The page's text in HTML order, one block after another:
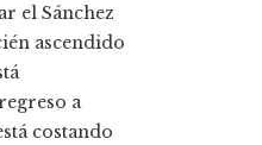
el Sánchez
ascendido
a
costando